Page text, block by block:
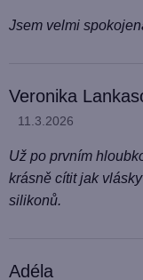
Jsem velmi
Veronika
Hodnocení produktu je 5 z
11.3.2026
Už po prvním
krásně cítit jak
silikonů.
Adéla